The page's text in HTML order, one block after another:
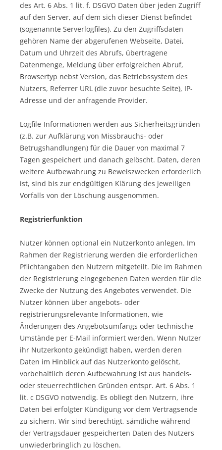
des Art. 6 Abs. 1 lit. f. DSGVO Daten über jeden Zugriff
auf den Server, auf dem sich dieser Dienst befindet
(sogenannte Serverlogfiles). Zu den Zugriffsdaten
gehören Name der abgerufenen Webseite, Datei,
Datum und Uhrzeit des Abrufs, übertragene
Datenmenge, Meldung über erfolgreichen Abruf,
Browsertyp nebst Version, das Betriebssystem des
Nutzers, Referrer URL (die zuvor besuchte Seite), IP-
Adresse und der anfragende Provider.
Logfile-Informationen werden aus Sicherheitsgründen
(z.B. zur Aufklärung von Missbrauchs- oder
Betrugshandlungen) für die Dauer von maximal 7
Tagen gespeichert und danach gelöscht. Daten, deren
weitere Aufbewahrung zu Beweiszwecken erforderlich
ist, sind bis zur endgültigen Klärung des jeweiligen
Vorfalls von der Löschung ausgenommen.
Registrierfunktion
Nutzer können optional ein Nutzerkonto anlegen. Im
Rahmen der Registrierung werden die erforderlichen
Pflichtangaben den Nutzern mitgeteilt. Die im Rahmen
der Registrierung eingegebenen Daten werden für die
Zwecke der Nutzung des Angebotes verwendet. Die
Nutzer können über angebots- oder
registrierungsrelevante Informationen, wie
Änderungen des Angebotsumfangs oder technische
Umstände per E-Mail informiert werden. Wenn Nutzer
ihr Nutzerkonto gekündigt haben, werden deren
Daten im Hinblick auf das Nutzerkonto gelöscht,
vorbehaltlich deren Aufbewahrung ist aus handels-
oder steuerrechtlichen Gründen entspr. Art. 6 Abs. 1
lit. c DSGVO notwendig. Es obliegt den Nutzern, ihre
Daten bei erfolgter Kündigung vor dem Vertragsende
zu sichern. Wir sind berechtigt, sämtliche während
der Vertragsdauer gespeicherten Daten des Nutzers
unwiederbringlich zu löschen.